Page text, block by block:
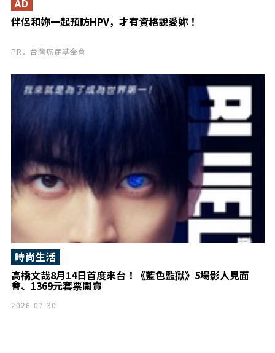
伴侶和妳一起預防HPV，才有資格說愛妳！
AD
PR．台灣癌症基金會
高橋文哉8月14日首度來台！《藍色監獄》5場影人見面
會、1369元套票開賣
時尚生活
2026-07-30